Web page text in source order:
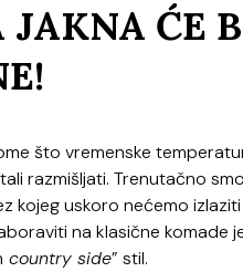
JAKNA ĆE
što vremenske
razmišljati. Trenutačno
kojeg uskoro nećemo
na klasične komade
country side” stil.